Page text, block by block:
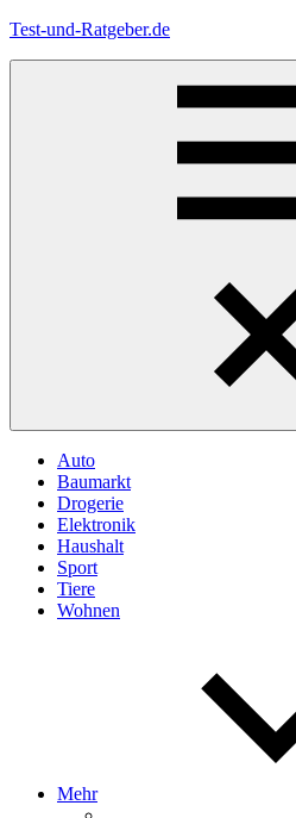
Zum
Test-und-Ratgeber.de
Auto
Baumarkt
Drogerie
Elektronik
Haushalt
Sport
Tiere
Wohnen
Mehr